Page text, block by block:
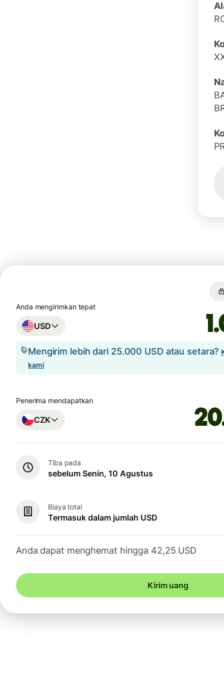
Anda mengirimkan tepat
USD
Mengirim lebih dari 25.000 USD atau setara?
kami
Penerima mendapatkan
CZK
Tiba pada
sebelum Senin, 10 Agustus
Biaya total
Termasuk dalam jumlah USD
Anda dapat menghemat hingga 42,25 USD
Kirim uang